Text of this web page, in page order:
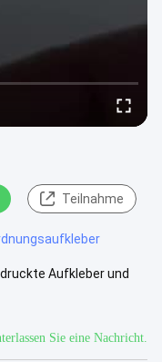
Teilnahme
Aufkleber und
Sie eine Nachricht.